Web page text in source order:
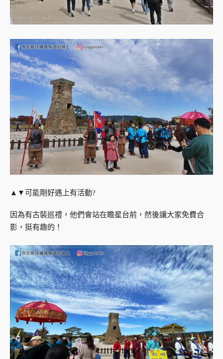
▲▼可能剛好遇上有活動?
因為有古裝巡禮，他們會站在瞻星台前，然後讓大家免費合
影，挺有趣的！